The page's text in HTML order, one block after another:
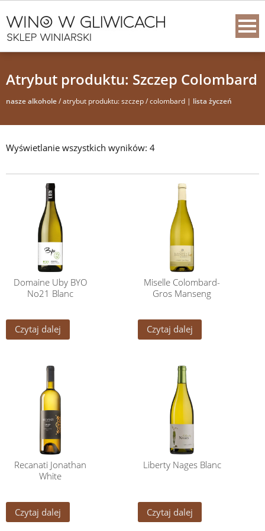
Atrybut produktu: Szczep Colombard
nasze alkohole/ atrybut produktu: szczep / colombard | lista życzeń
Wyświetlanie wszystkich wyników: 4
Domaine Uby BYO
No21 Blanc
Czytaj dalej
Miselle Colombard-
Gros Manseng
Czytaj dalej
Recanati Jonathan
White
Czytaj dalej
Liberty Nages Blanc
Czytaj dalej